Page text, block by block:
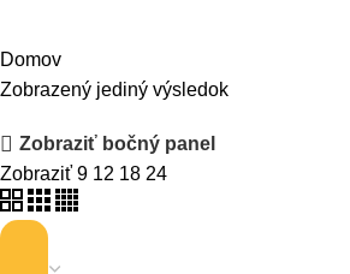
Domov
Zobrazený jediný výsledok
Zobraziť bočný panel
Zobraziť 9 12 18 24